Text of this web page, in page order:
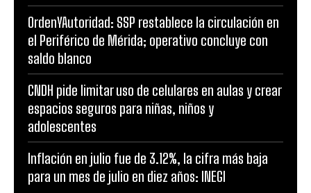
OrdenYAutoridad: SSP restablece la circulación en
el Periférico de Mérida; operativo concluye con
saldo blanco
CNDH pide limitar uso de celulares en aulas y crear
espacios seguros para niñas, niños y
adolescentes
Inflación en julio fue de 3.12%, la cifra más baja
para un mes de julio en diez años: INEGI